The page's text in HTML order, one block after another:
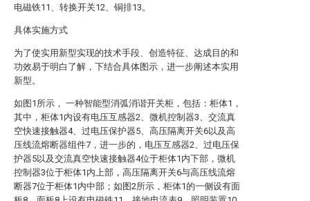
电磁铁11、转换开关12、铜排13。
具体实施方式
为了使实用新型实现的技术手段、创造特征、达成目的和
功效易于明白了解，下结合具体图示，进一步阐述本实用
新型。
如图1所示， 一种智能型消弧消谐开关柜，包括：柜体1，
其中，柜体1内设有电压互感器2、微机控制器3、交流真
空快速接触器4、过电压保护器5、高压隔离开关6以及高
压线流熔断器组件7，进一步的，电压互感器2、过电压保
护器5以及交流真空快速接触器4位于柜体1内下部，微机
控制器3位于柜体1内上部，高压隔离开关6与高压线流熔
断器7位于柜体1内中部；如图2所示，柜体1的一侧设有面